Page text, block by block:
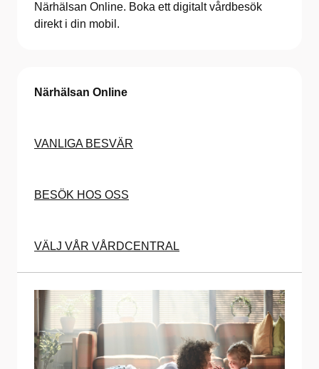
Närhälsan Online. Boka ett digitalt vårdbesök
direkt i din mobil.
Närhälsan Online
VANLIGA BESVÄR
BESÖK HOS OSS
VÄLJ VÅR VÅRDCENTRAL